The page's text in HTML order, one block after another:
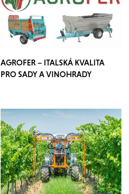
AGROFER – ITALSKÁ KVALITA
PRO SADY A VINOHRADY